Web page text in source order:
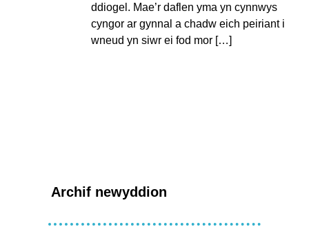
ddiogel. Mae’r daflen yma yn cynnwys
cyngor ar gynnal a chadw eich peiriant i
wneud yn siwr ei fod mor […]
Archif newyddion